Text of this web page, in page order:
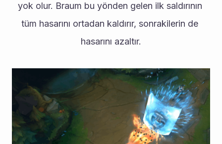
yok olur. Braum bu yönden gelen ilk saldırının
tüm hasarını ortadan kaldırır, sonrakilerin de
hasarını azaltır.